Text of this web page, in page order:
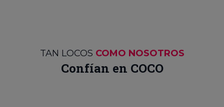
TAN LOCOS COMO NOSOTROS
Confían en COCO